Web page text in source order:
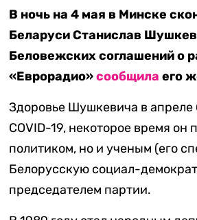
В ночь на 4 мая в Минске
Беларуси Станислав
Беловежских соглашений о
«Еврорадио»сообщила его
Здоровье Шушкевича в апреле
COVID-19, некоторое время
политиком, но и ученым (его
Белорусскую социал-
председателем партии.